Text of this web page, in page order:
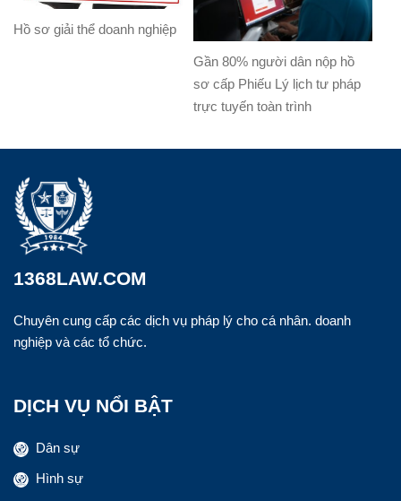
Hồ sơ giải thể doanh nghiệp
Gần 80% người dân nộp hồ
sơ cấp Phiếu Lý lịch tư pháp
trực tuyến toàn trình
1368LAW.COM
Chuyên cung cấp các dịch vụ pháp lý cho cá nhân. doanh
nghiệp và các tổ chức.
DỊCH VỤ NỔI BẬT
Dân sự
Hình sự